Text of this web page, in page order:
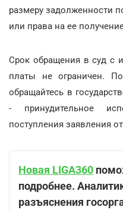
размеру задолженности
или права на ее
Срок обращения в суд с
платы не ограничен.
обращайтесь в
- принудительное
поступления заявления
Новая LIGA360
подробнее.
разъяснения